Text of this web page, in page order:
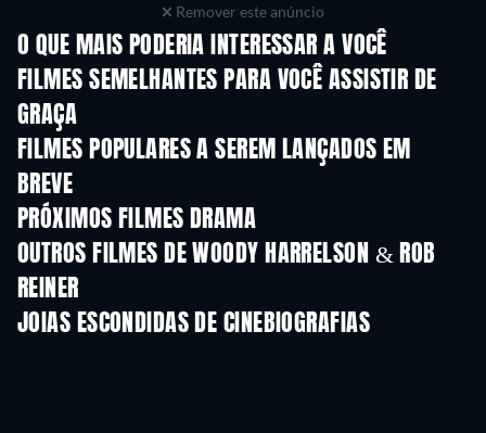
Remover este anúncio
O QUE MAIS PODERIA INTERESSAR A VOCÊ
FILMES SEMELHANTES PARA VOCÊ ASSISTIR DE
GRAÇA
FILMES POPULARES A SEREM LANÇADOS EM
BREVE
PRÓXIMOS FILMES DRAMA
OUTROS FILMES DE WOODY HARRELSON & ROB
REINER
JOIAS ESCONDIDAS DE CINEBIOGRAFIAS
Série